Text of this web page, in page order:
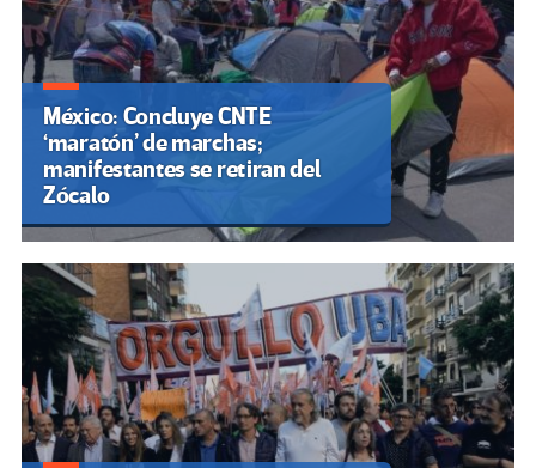
México: Concluye CNTE
‘maratón’ de marchas;
manifestantes se retiran del
Zócalo